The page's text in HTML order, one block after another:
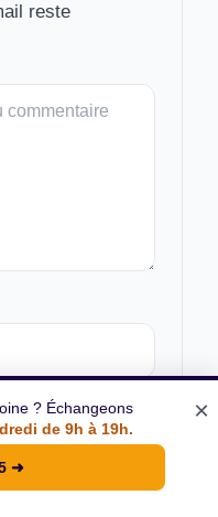
reste
? Échangeons
de 9h à 19h.
➜
×